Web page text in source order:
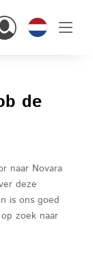
de
naar Novara
deze
is ons goed
zoek naar